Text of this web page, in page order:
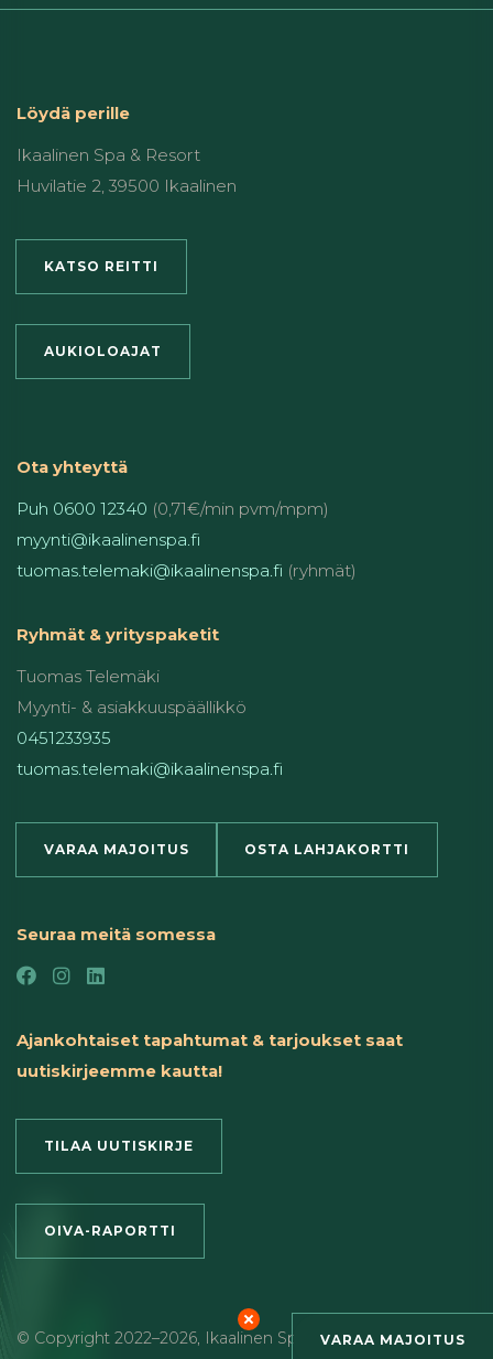
VARAA MAJOITUS
Löydä perille
Ikaalinen Spa & Resort
Huvilatie 2, 39500 Ikaalinen
KATSO REITTI
AUKIOLOAJAT
Ota yhteyttä
Puh 0600 12340 (0,71€/min pvm/mpm)
myynti@ikaalinenspa.fi
tuomas.telemaki@ikaalinenspa.fi (ryhmät)
Ryhmät & yrityspaketit
Tuomas Telemäki
Myynti- & asiakkuuspäällikkö
0451233935
tuomas.telemaki@ikaalinenspa.fi
VARAA MAJOITUS OSTA LAHJAKORTTI
Seuraa meitä somessa
Ajankohtaiset tapahtumat & tarjoukset saat
uutiskirjeemme kautta!
TILAA UUTISKIRJE
OIVA-RAPORTTI
© Copyright 2022–2026, Ikaalinen Spa & Resort ,Roihu Inc. –